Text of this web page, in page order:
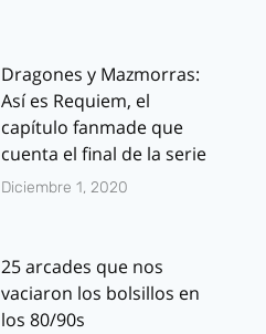
Dragones y Mazmorras:
Así es Requiem, el
capítulo fanmade que
cuenta el final de la serie
Diciembre 1, 2020
25 arcades que nos
vaciaron los bolsillos en
los 80/90s